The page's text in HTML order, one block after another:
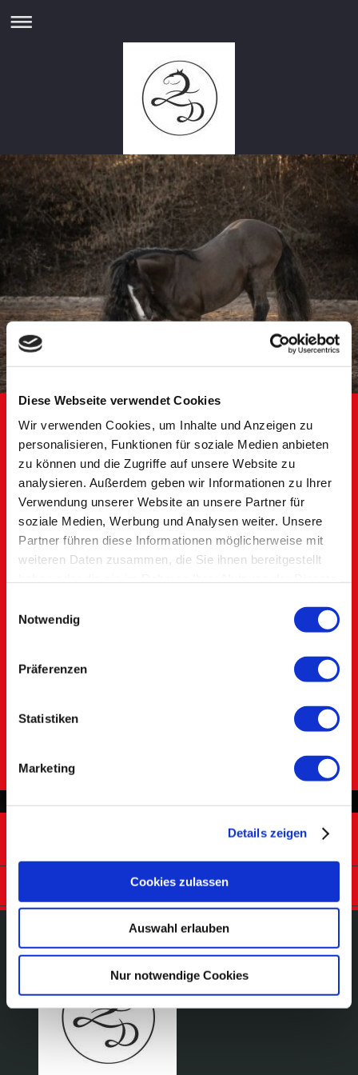
Diese Webseite verwendet Cookies
Wir verwenden Cookies, um Inhalte und Anzeigen zu
personalisieren, Funktionen für soziale Medien anbieten
zu können und die Zugriffe auf unsere Website zu
analysieren. Außerdem geben wir Informationen zu Ihrer
Verwendung unserer Website an unsere Partner für
soziale Medien, Werbung und Analysen weiter. Unsere
Partner führen diese Informationen möglicherweise mit
weiteren Daten zusammen, die Sie ihnen bereitgestellt
Notwendig
Präferenzen
Statistiken
Marketing
Details zeigen
Cookies zulassen
Auswahl erlauben
Nur notwendige Cookies
Zirzensik Dream